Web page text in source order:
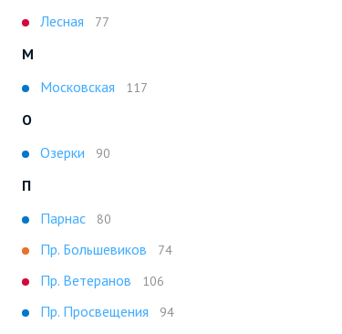
Лесная 77
М
Московская
117
О
Озерки
90
П
Парнас
80
Пр. Большевиков 74
Пр. Ветеранов 106
Пр. Просвещения 94